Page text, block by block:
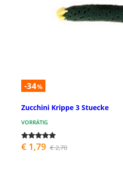
-34%
Zucchini Krippe 3 Stuecke
VORRÄTIG
€ 1,79 € 2,70